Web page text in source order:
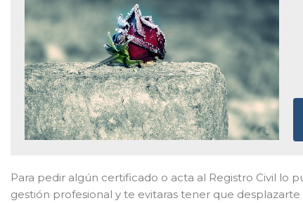
Para pedir algún certificado o acta al Registro Civil lo
gestión profesional y te evitaras tener que